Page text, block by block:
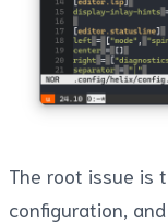
The root issue is
configuration,